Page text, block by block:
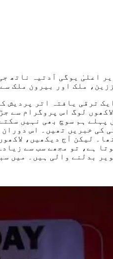
اعلیٰ یوگی آدتیہ ناتھ
ملک اور بیرون ملک
ترقی یافتہ اتر
سیٹوں پر لاکھوں لوگ اس
اس پروگرام سے جڑے ہوئے ہیں۔
کی خبریں تھیں۔ اس
لیکن آج دیکھیں،
ہے، تو مجھے سب سے
بدلنے والی ہیں۔ میں